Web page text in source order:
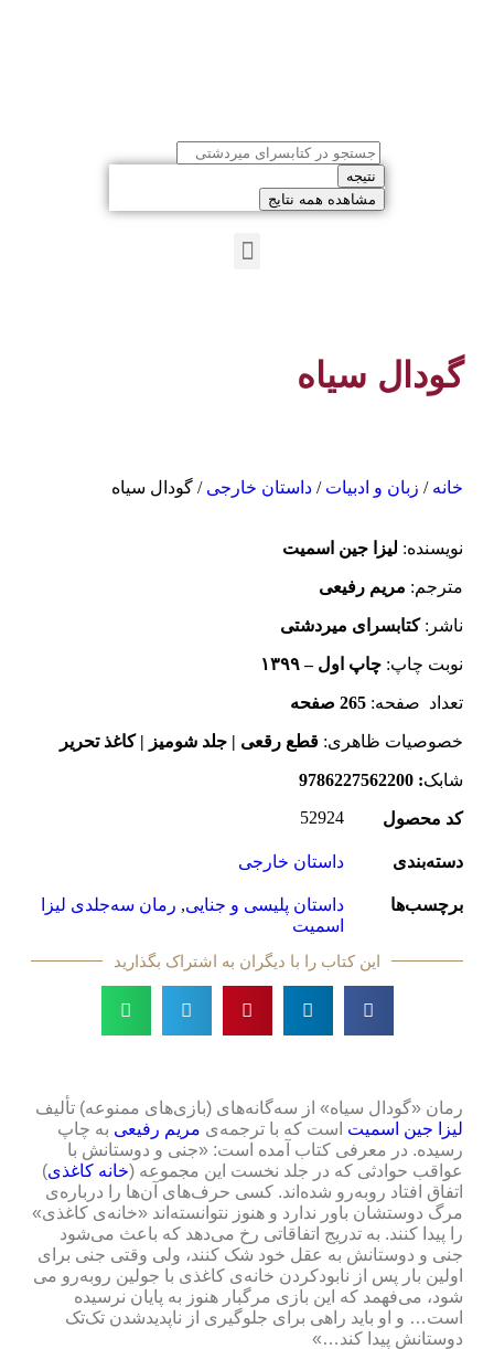
نتیجه
مشاهده همه نتایج
گودال سیاه
خانه / زبان و ادبیات / داستان خارجی / گودال سیاه
نویسنده: لیزا جین اسمیت
مترجم: مریم رفیعی
ناشر:کتابسرای میردشتی
نوبت چاپ: چاپ اول – ۱۳۹۹
تعداد صفحه: 265 صفحه
خصوصیات ظاهری: قطع رقعی | جلد شومیز | کاغذ تحریر
شابک:
9786227562200
کد محصول 52924
دسته‌بندی داستان خارجی
برچسب‌ها داستان پلیسی و جنایی, رمان سه‌جلدی لیزا
اسمیت
این کتاب را با دیگران به اشتراک بگذارید
رمان «گودال سیاه» از سه‌گانه‌های (بازی‌های ممنوعه) تألیف
لیزا جین اسمیت است که با ترجمه‌ی مریم رفیعی به چاپ
رسیده. در معرفی کتاب آمده است: «جنی و دوستانش با
عواقب حوادثی که در جلد نخست این مجموعه (خانه‌ کاغذی)
اتفاق افتاد روبه‌رو شده‌اند. کسی حرف‌های آن‌ها را درباره‌ی
مرگ دوستشان باور ندارد و هنوز نتوانسته‌اند «خانه‌ی کاغذی»
را پیدا کنند. به تدریج اتفاقاتی رخ می‌دهد که باعث می‌شود
جنی و دوستانش به عقل خود شک کنند، ولی وقتی جنی برای
اولین بار پس از نابود‌کردن خانه‌ی کاغذی با جولین روبه‌رو می
شود، می‌فهمد که این بازی مرگبار هنوز به پایان نرسیده
است… و او باید راهی برای جلوگیری از ناپدید‌شدن تک‌تک
دوستانش پیدا کند…»